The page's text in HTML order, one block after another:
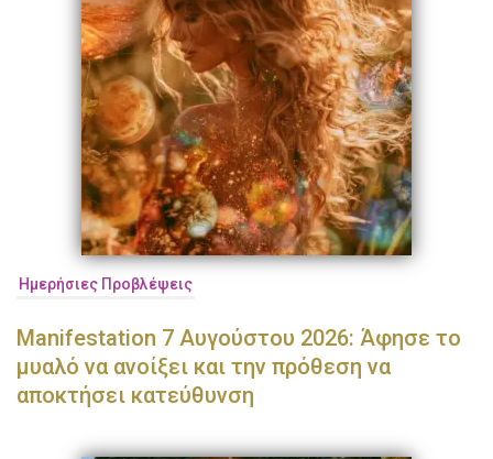
Ημερήσιες Προβλέψεις
Manifestation 7 Αυγούστου 2026: Άφησε το
μυαλό να ανοίξει και την πρόθεση να
αποκτήσει κατεύθυνση